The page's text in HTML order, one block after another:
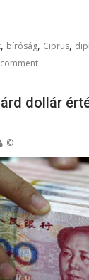
, bíróság, Ciprus,
dollár
©